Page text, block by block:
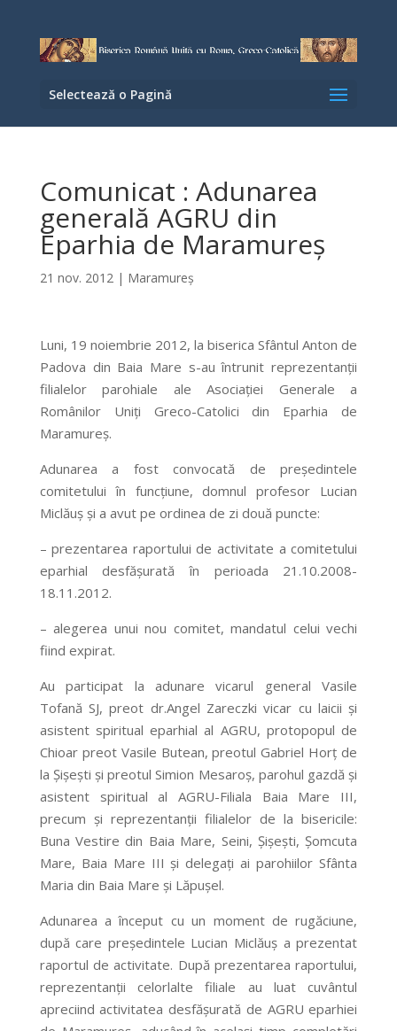
Selectează o Pagină
Comunicat : Adunarea
generală AGRU din
Eparhia de Maramureş
21 nov. 2012| Maramureş
Luni, 19 noiembrie 2012, la biserica Sfântul Anton de
Padova din Baia Mare s-au întrunit reprezentanţii
filialelor parohiale ale Asociaţiei Generale a
Românilor Uniţi Greco-Catolici din Eparhia de
Maramureş.
Adunarea a fost convocată de preşedintele
comitetului în funcţiune, domnul profesor Lucian
Miclăuş şi a avut pe ordinea de zi două puncte:
– prezentarea raportului de activitate a comitetului
eparhial desfăşurată în perioada 21.10.2008-
18.11.2012.
– alegerea unui nou comitet, mandatul celui vechi
fiind expirat.
Au participat la adunare vicarul general Vasile
Tofană SJ, preot dr.Angel Zareczki vicar cu laicii şi
asistent spiritual eparhial al AGRU, protopopul de
Chioar preot Vasile Butean, preotul Gabriel Horţ de
la Şişeşti şi preotul Simion Mesaroş, parohul gazdă şi
asistent spiritual al AGRU-Filiala Baia Mare III,
precum şi reprezentanţii filialelor de la bisericile:
Buna Vestire din Baia Mare, Seini, Şişeşti, Şomcuta
Mare, Baia Mare III şi delegaţi ai parohiilor Sfânta
Maria din Baia Mare şi Lăpuşel.
Adunarea a început cu un moment de rugăciune,
după care preşedintele Lucian Miclăuş a prezentat
raportul de activitate. După prezentarea raportului,
reprezentanţii celorlalte filiale au luat cuvântul
apreciind activitatea desfăşurată de AGRU eparhiei